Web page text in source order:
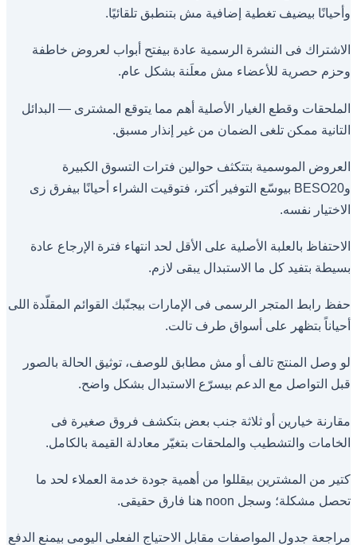
وأحيانًا بيضيف تغطية إضافية مش بتنطبق تلقائيًا.
الاشتراك فى النشرة الرسمية عادة بيفتح أبواب لعروض خاطفة
وحزم حصرية للأعضاء مش معلَنة بشكل عام.
الملحقات وقطع الغيار الأصلية أهم مما يتوقع المشترى — البدائل
التانية ممكن تلغى الضمان من غير إنذار مسبق.
العروض الموسمية بتتكثف حوالين فترات التسوق الكبيرة
وBESO20 بيوسّع التوفير أكتر، فتوقيت الشراء أحيانًا بيفرق زى
الاختيار نفسه.
الاحتفاظ بالعلبة الأصلية على الأقل لحد انتهاء فترة الإرجاع عادة
بسيطة بتفيد كل ما الاستبدال يبقى لازم.
حفظ رابط المتجر الرسمى فى الإمارات بيجنّبك القوائم المقلّدة اللى
أحياناً بتظهر على أسواق طرف تالت.
لو وصل المنتج تالف أو مش مطابق للوصف، توثيق الحالة بالصور
قبل التواصل مع الدعم بيسرّع الاستبدال بشكل واضح.
مقارنة خيارين أو ثلاثة جنب بعض بتكشف فروق صغيرة فى
الخامات والتشطيب والملحقات بتغيّر معادلة القيمة بالكامل.
كتير من المشترين بيقللوا من أهمية جودة خدمة العملاء لحد ما
تحصل مشكلة؛ وسجل noon هنا فارق حقيقى.
مراجعة جدول المواصفات مقابل الاحتياج الفعلى اليومى بيمنع الدفع